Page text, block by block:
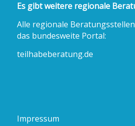
Es gibt weitere regionale
Alle regionale
das bundesweite Portal:
teilhabeberatung.de
Impressum